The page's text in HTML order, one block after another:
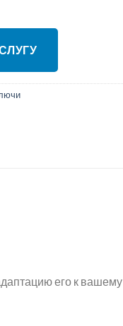
его к вашему